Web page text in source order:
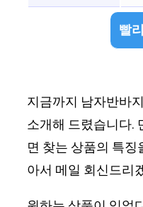
빨
지금까지 남자반바
소개해 드렸습니다.
면 찾는 상품의 특
아서 메일 회신드리